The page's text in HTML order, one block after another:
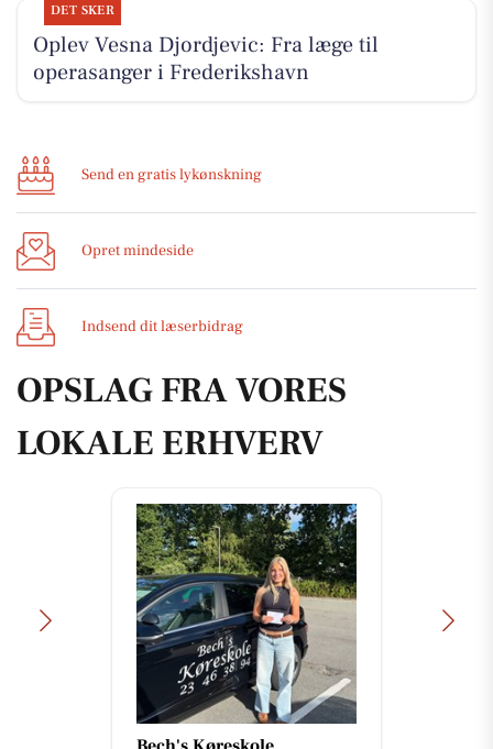
DET SKER
Oplev Vesna Djordjevic: Fra læge til
operasanger i Frederikshavn
Send en gratis lykønskning
Opret mindeside
Indsend dit læserbidrag
OPSLAG FRA VORES
LOKALE ERHVERV